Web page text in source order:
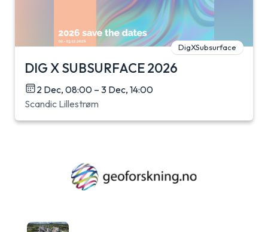
DigXSubsurface
DIG X SUBSURFACE 2026
2 Dec, 08:00 – 3 Dec, 14:00
Scandic Lillestrøm